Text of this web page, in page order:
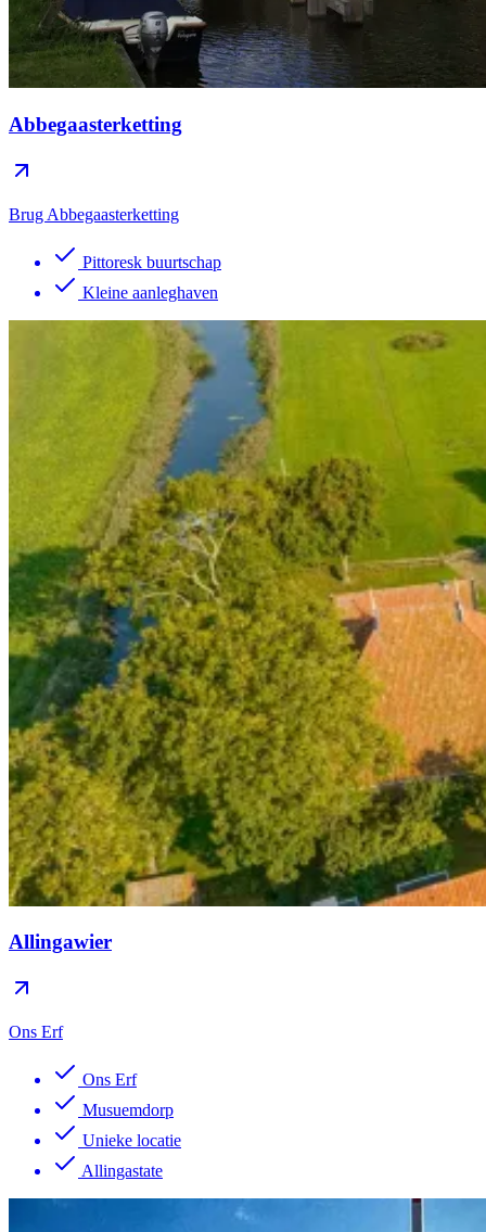
Abbegaasterketting
Brug Abbegaasterketting
Pittoresk buurtschap
Kleine aanleghaven
Allingawier
Ons Erf
Ons Erf
Musuemdorp
Unieke locatie
Allingastate